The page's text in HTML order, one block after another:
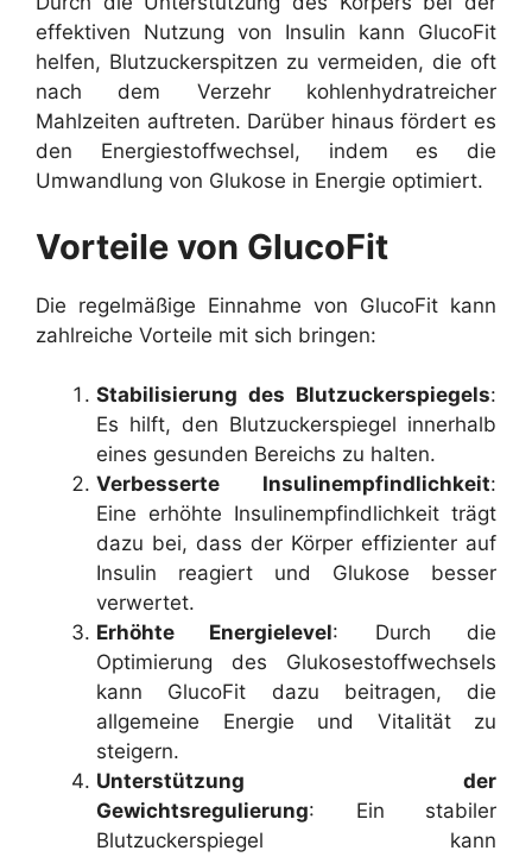
effektiven Nutzung von Insulin kann GlucoFit
helfen, Blutzuckerspitzen zu vermeiden, die oft
nach dem Verzehr kohlenhydratreicher
Mahlzeiten auftreten. Darüber hinaus fördert es
den Energiestoffwechsel, indem es die
Umwandlung von Glukose in Energie optimiert.
Vorteile von GlucoFit
Die regelmäßige Einnahme von GlucoFit kann
zahlreiche Vorteile mit sich bringen:
Stabilisierung des Blutzuckerspiegels:
Es hilft, den Blutzuckerspiegel innerhalb
eines gesunden Bereichs zu halten.
Verbesserte Insulinempfindlichkeit:
Eine erhöhte Insulinempfindlichkeit trägt
dazu bei, dass der Körper effizienter auf
Insulin reagiert und Glukose besser
verwertet.
Erhöhte Energielevel: Durch die
Optimierung des Glukosestoffwechsels
kann GlucoFit dazu beitragen, die
allgemeine Energie und Vitalität zu
steigern.
Unterstützung der
Gewichtsregulierung: Ein stabiler
Blutzuckerspiegel kann